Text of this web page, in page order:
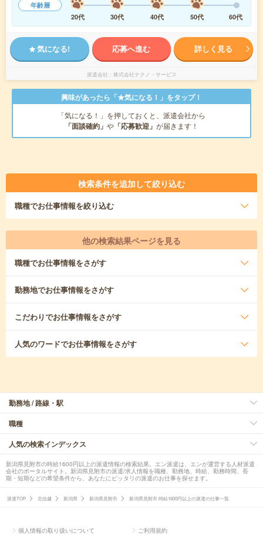
年齢層
20代
30代 40代 50代 60代
気になる! 応募へ進む 詳しく見る
派遣会社 株式会社テクノ・サービス
興味があったら「★気になる！」をタップ！
「気になる！」を押しておくと、派遣会社から
「面談確約」 や 「応募歓迎」 が届きます！
検索条件を追加して絞り込む
職種でお仕事情報を絞り込む
他の検索結果ページを見る
職種でお仕事情報をさがす
勤務地でお仕事情報をさがす
こだわりでお仕事情報をさがす
人気のワードでお仕事情報をさがす
勤務地 / 路線・駅
職種
人気の検索インデックス
新潟県見附市の時給1600円以上の派遣情報の検索結果。エン派遣は、エンが運営する人材派遣
会社のポータルサイト。新潟県見附市の派遣/求人情報を職種、勤務地、時給、勤務時間、長
期・短期などの希望条件から、あなたにピッタリの派遣のお仕事を探せます。
派遣TOP 北信越 新潟県 新潟県見附市 新潟県見附市 時給1600円以上の派遣の仕事一覧
個人情報の取り扱いについて ご利用規約